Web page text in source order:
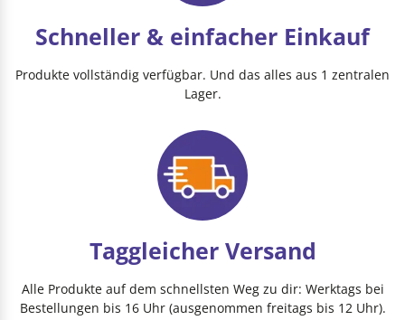
Schneller & einfacher Einkauf
Produkte vollständig verfügbar. Und das alles aus 1 zentralen
Lager.
Taggleicher Versand
Alle Produkte auf dem schnellsten Weg zu dir: Werktags bei
Bestellungen bis 16 Uhr (ausgenommen freitags bis 12 Uhr).